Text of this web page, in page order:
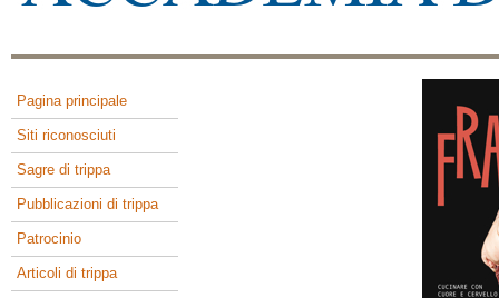
Pagina principale
Siti riconosciuti
Sagre di trippa
Pubblicazioni di trippa
Patrocinio
Articoli di trippa